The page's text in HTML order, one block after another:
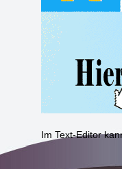
Im Text-Editor